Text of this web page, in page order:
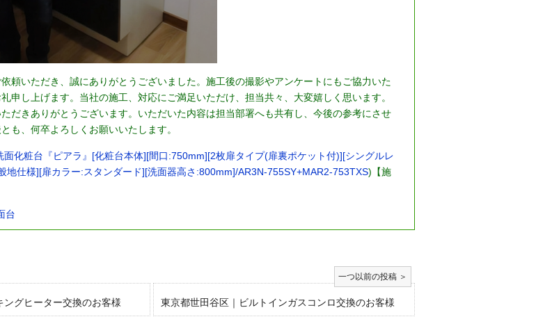
頼いただき、誠にありがとうございました。施工後の撮影やアンケートにもご協力いた
申し上げます。当社の施工、対応にご満足いただけ、担当共々、大変嬉しく思います。
だきありがとうございます。いただいた内容は担当部署へも共有し、今後の参考にさせ
も、何卒よろしくお願いいたします。
面化粧台『ピアラ』[化粧台本体][間口:750mm][2枚扉タイプ(扉裏ポケット付)][シングルレ
地仕様][扉カラー:スタンダード][洗面器高さ:800mm]/AR3N-755SY+MAR2-753TXS)【施
台
ングヒーター交換のお客様 東京都世田谷区｜ビルトインガスコンロ交換のお客様